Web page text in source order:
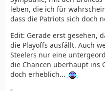
leben, die ich für
dass die Patriots sich doch
Edit: Gerade erst gesehen,
die Playoffs ausfällt. Auch
Steelers nur eine
die Chancen überhaupt ins
doch erheblich...